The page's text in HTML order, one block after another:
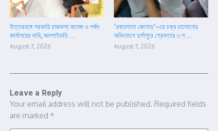
উত্তরবঙ্গে সরকারি চারুকলা কলেজ ও পর্ষদ
কার্যালয়ের দাবি, জলপাইগুড়ি ...
August 7, 2026
‘রক্তদাতা জোগাড়’-এর চক্র চালোনোর
অভিযোগে দুর্গাপুরে গ্রেফতার ৩ প ...
August 7, 2026
Leave a Reply
Your email address will not be published. Required fields
are marked *